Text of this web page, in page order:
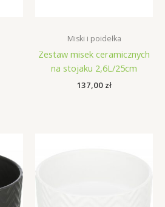
Miski i poidełka
Zestaw misek ceramicznych
na stojaku 2,6L/25cm
137,00 zł